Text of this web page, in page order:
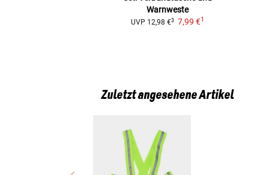
Warnweste
UVP 12,98 €3 7,99 €1
Zuletzt angesehene Artikel